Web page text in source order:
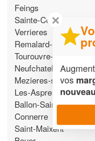
Feings
Sainte-Ceronne-les-
Verrieres
Remalard-en-Perche
Tourouvre-au-Perche
Neufchatel-en-
Mezieres-sur-
Les-Aspres
Ballon-Saint-Mars
Connerre
Saint-Maixent
✕
vos